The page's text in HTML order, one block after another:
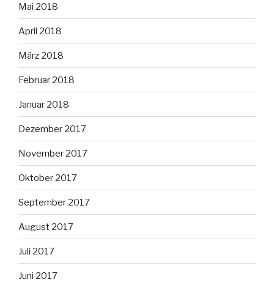
Mai 2018
April 2018
März 2018
Februar 2018
Januar 2018
Dezember 2017
November 2017
Oktober 2017
September 2017
August 2017
Juli 2017
Juni 2017